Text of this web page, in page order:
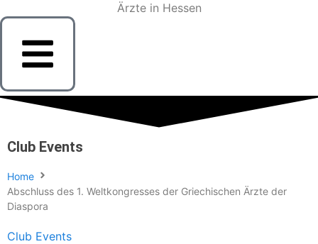
Ärzte in Hessen
Club Events
Home
Abschluss des 1. Weltkongresses der Griechischen Ärzte der
Diaspora
Club Events